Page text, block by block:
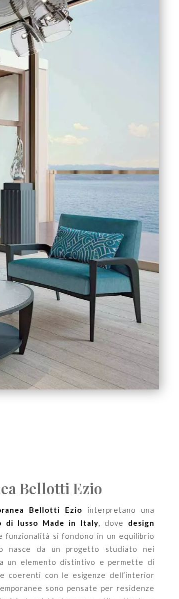
Bellotti Ezio
Bellotti Ezio interpretano una
di lusso Made in Italy, dove design
funzionalità si fondono in un equilibrio
nasce da un progetto studiato nei
un elemento distintivo e permette di
coerenti con le esigenze dell’interior
sono pensate per residenze